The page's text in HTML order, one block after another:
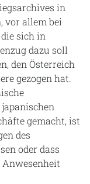
in
vor allem bei
sich in
dazu soll
den Österreich
gezogen hat.
gemacht, ist
des
oder dass
Anwesenheit